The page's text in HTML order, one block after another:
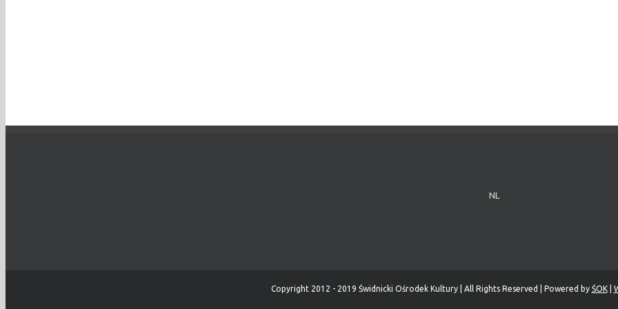
NL
Copyright 2012 - 2019 Świdnicki Ośrodek Kultury | All Rights Reserved | Powered by ŚOK|